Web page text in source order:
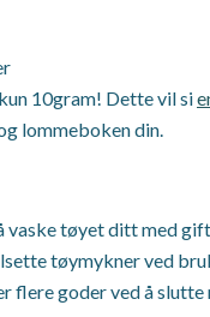
10gram! Dette vil si
lommeboken din.
tøyet ditt med
tøymykner ved
goder ved å